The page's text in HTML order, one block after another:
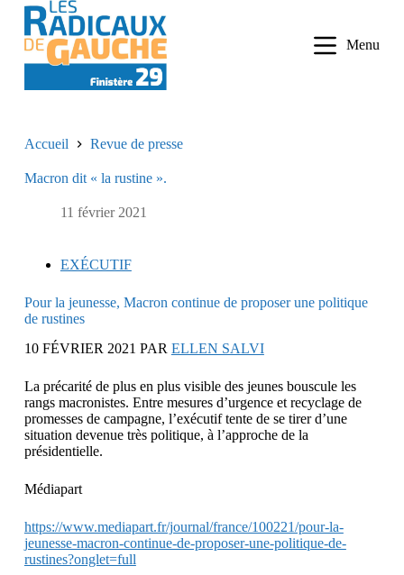
n
Menu
Accueil Revue de presse
Macron dit « la rustine ».
11 février 2021
EXÉCUTIF
Pour la jeunesse, Macron continue de proposer une politique
de rustines
10 FÉVRIER 2021 PAR ELLEN SALVI
La précarité de plus en plus visible des jeunes bouscule les
rangs macronistes. Entre mesures d’urgence et recyclage de
promesses de campagne, l’exécutif tente de se tirer d’une
situation devenue très politique, à l’approche de la
présidentielle.
Médiapart
https://www.mediapart.fr/journal/france/100221/pour-la-
jeunesse-macron-continue-de-proposer-une-politique-de-
rustines?onglet=full